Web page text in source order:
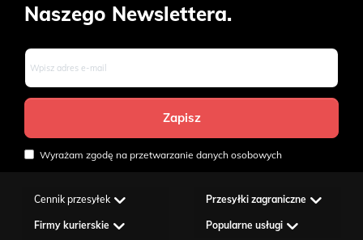
Naszego Newslettera.
Wyrażam zgodę na przetwarzanie danych osobowych
Cennik przesyłek Przesyłki zagraniczne
Firmy kurierskie Popularne usługi